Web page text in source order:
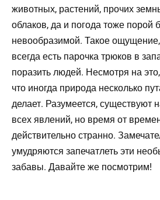
животных, растений, прочих
облаков, да и погода тоже порой
невообразимой. Такое
всегда есть парочка трюков в
поразить людей. Несмотря на
что иногда природа несколько
делает. Разумеется, существуют
всех явлений, но время от
действительно странно.
умудряются запечатлеть эти
забавы. Давайте же посмотрим!